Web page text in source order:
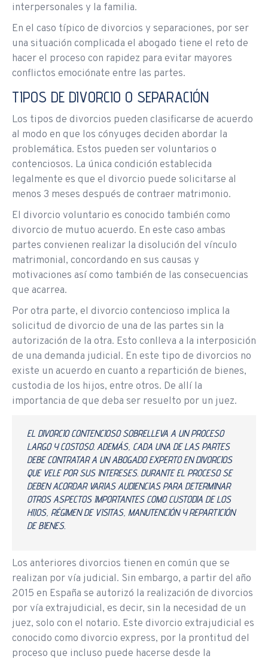
interpersonales y la familia.
En el caso típico de divorcios y separaciones, por ser
una situación complicada el abogado tiene el reto de
hacer el proceso con rapidez para evitar mayores
conflictos emociónate entre las partes.
TIPOS DE DIVORCIO O SEPARACIÓN
Los tipos de divorcios pueden clasificarse de acuerdo
al modo en que los cónyuges deciden abordar la
problemática. Estos pueden ser voluntarios o
contenciosos. La única condición establecida
legalmente es que el divorcio puede solicitarse al
menos 3 meses después de contraer matrimonio.
El divorcio voluntario es conocido también como
divorcio de mutuo acuerdo. En este caso ambas
partes convienen realizar la disolución del vínculo
matrimonial, concordando en sus causas y
motivaciones así como también de las consecuencias
que acarrea.
Por otra parte, el divorcio contencioso implica la
solicitud de divorcio de una de las partes sin la
autorización de la otra. Esto conlleva a la interposición
de una demanda judicial. En este tipo de divorcios no
existe un acuerdo en cuanto a repartición de bienes,
custodia de los hijos, entre otros. De allí la
importancia de que deba ser resuelto por un juez.
EL DIVORCIO CONTENCIOSO SOBRELLEVA A UN PROCESO
LARGO Y COSTOSO. ADEMÁS, CADA UNA DE LAS PARTES
DEBE CONTRATAR A UN ABOGADO EXPERTO EN DIVORCIOS
QUE VELE POR SUS INTERESES. DURANTE EL PROCESO SE
DEBEN ACORDAR VARIAS AUDIENCIAS PARA DETERMINAR
OTROS ASPECTOS IMPORTANTES COMO CUSTODIA DE LOS
HIJOS, RÉGIMEN DE VISITAS, MANUTENCIÓN Y REPARTICIÓN
DE BIENES.
Los anteriores divorcios tienen en común que se
realizan por vía judicial. Sin embargo, a partir del año
2015 en España se autorizó la realización de divorcios
por vía extrajudicial, es decir, sin la necesidad de un
juez, solo con el notario. Este divorcio extrajudicial es
conocido como divorcio express, por la prontitud del
proceso que incluso puede hacerse desde la